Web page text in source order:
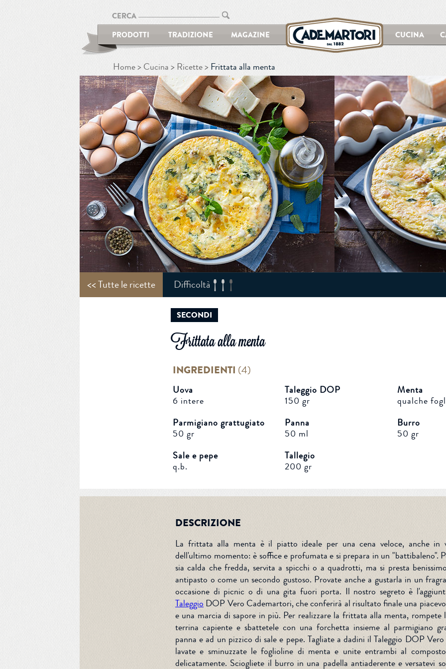
CERCA
PRODOTTI
TRADIZIONE MAGAZINE CUCINA
Home Cucina Ricette Frittata alla menta
<< Tutte le ricette Difficoltà
SECONDI
Frittata alla menta
INGREDIENTI (4)
Uova
6 intere
Taleggio DOP
150 gr
Menta
qualche
Parmigiano grattugiato
50 gr
Panna
50 ml
Burro
50 gr
Sale e pepe
q.b.
Tallegio
200 gr
DESCRIZIONE
La frittata alla menta è il piatto ideale per una cena veloce, anche in
dell'ultimo momento: è soffice e profumata e si prepara in un "battibaleno".
sia calda che fredda, servita a spicchi o a quadrotti, ma si presta
antipasto o come un secondo gustoso. Provate anche a gustarla in un
occasione di picnic o di una gita fuori porta. Il nostro segreto è
Taleggio DOP Vero Cademartori, che conferirà al risultato finale una
e una marcia di sapore in più. Per realizzare la frittata alla menta, rompete
terrina capiente e sbattetele con una forchetta insieme al parmigiano
panna e ad un pizzico di sale e pepe. Tagliate a dadini il Taleggio DOP
lavate e sminuzzate le foglioline di menta e unite entrambi al
delicatamente. Sciogliete il burro in una padella antiaderente e versatevi